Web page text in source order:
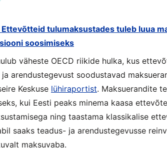
Ettevõtteid tulumaksustades tuleb luua
soosimiseks
väheste OECD riikide hulka, kus
arendustegevust soodustavad
Keskuse lühiraportist. Maksuerandite
kui Eesti peaks minema kaasa
ning taastama klassikalise
saaks teadus- ja arendustegevusse
maksuvaba.